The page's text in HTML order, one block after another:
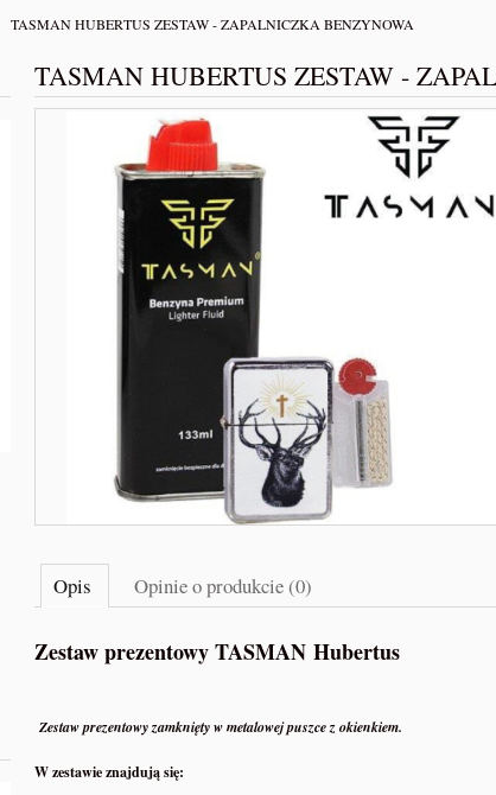
TASMAN HUBERTUS ZESTAW - ZAPALNICZKA BENZYNOWA
TASMAN HUBERTUS ZESTAW -
Opis Opinie o produkcie (0)
Zestaw prezentowy TASMAN Hubertus
Zestaw prezentowy zamknięty w metalowej puszce z okienkiem.
W zestawie znajdują się: